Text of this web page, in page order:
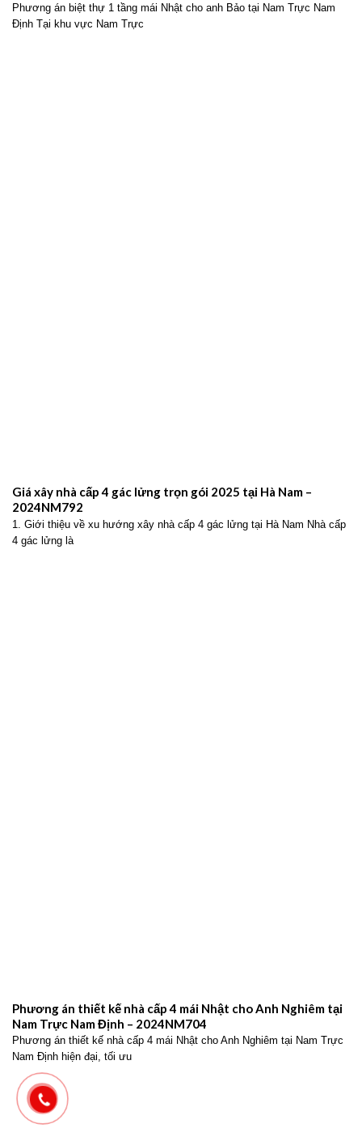
Phương án biệt thự 1 tầng mái Nhật cho anh Bảo tại Nam Trực Nam
Định Tại khu vực Nam Trực
Giá xây nhà cấp 4 gác lửng trọn gói 2025 tại Hà Nam –
2024NM792
1. Giới thiệu về xu hướng xây nhà cấp 4 gác lửng tại Hà Nam Nhà cấp
4 gác lửng là
Phương án thiết kế nhà cấp 4 mái Nhật cho Anh Nghiêm tại
Nam Trực Nam Định – 2024NM704
Phương án thiết kế nhà cấp 4 mái Nhật cho Anh Nghiêm tại Nam Trực
Nam Định hiện đại, tối ưu